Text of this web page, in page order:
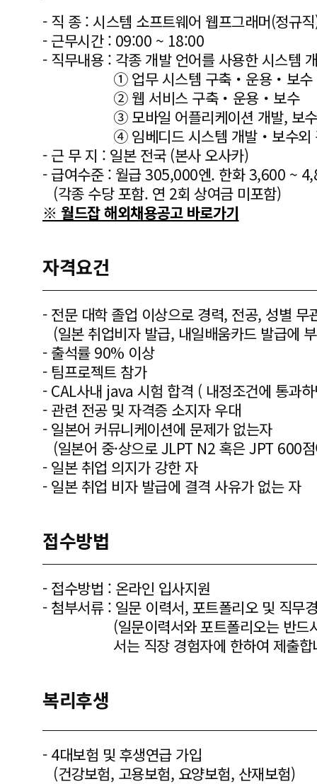
- 직 종 : 시스템 소프트웨어 웹프그래머(정규
- 근무시간 : 09:00 ~ 18:00
- 직무내용 : 각종 개발 언어를 사용한 시스템
① 업무 시스템 구축・운용・보수
② 웹 서비스 구축・운용・보수
③ 모바일 어플리케이션 개발, 보수
④ 임베디드 시스템 개발・보수외
- 근 무 지 : 일본 전국 (본사 오사카)
- 급여수준 : 월급 305,000엔. 한화 3,600 ~
(각종 수당 포함. 연 2회 상여금 미포함)
※ 월드잡 해외채용공고 바로가기
자격요건
- 전문 대학 졸업 이상으로 경력, 전공, 성별 무
(일본 취업비자 발급, 내일배움카드 발급에
- 출석률 90% 이상
- 팀프로젝트 참가
- CAL사내 java 시험 합격 ( 내정조건에 통과
- 관련 전공 및 자격증 소지자 우대
- 일본어 커뮤니케이션에 문제가 없는자
(일본어 중·상으로 JLPT N2 혹은 JPT 600
- 일본 취업 의지가 강한 자
- 일본 취업 비자 발급에 결격 사유가 없는 자
접수방법
- 접수방법 : 온라인 입사지원
- 첨부서류 : 일문 이력서, 포트폴리오 및 직무
(일문이력서와 포트폴리오는 반
서는 직장 경험자에 한하여 제출합
복리후생
- 4대보험 및 후생연급 가입
(건강보험, 고용보험, 요양보험, 산재보험)